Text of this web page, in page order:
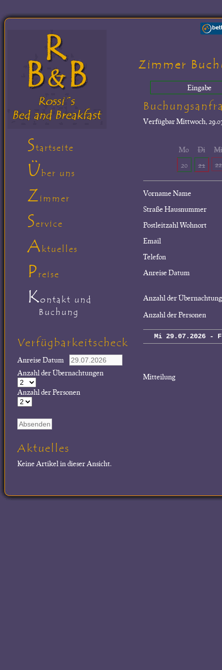
Zimmer
Eingabe
VerfügbarMittwoch,
Mo
20
Di
21
22
Vorname Name
Straße Hausnummer
Postleitzahl Wohnort
Email
Telefon
Anreise Datum
Anzahl der
Anzahl der Personen
Mi 29.07.2026 -
Mitteilung
Startseite
Über uns
Zimmer
Service
Aktuelles
Preise
Kontakt und
Buchung
Verfügbarkeitscheck
Anreise Datum
Anzahl der Übernachtungen
Anzahl der Personen
Aktuelles
Keine Artikel in dieser Ansicht.